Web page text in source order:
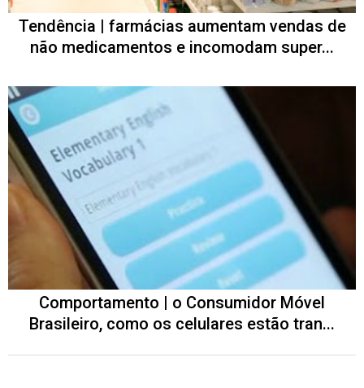
Tendência | farmácias aumentam vendas de
não medicamentos e incomodam super...
Comportamento | o Consumidor Móvel
Brasileiro, como os celulares estão tran...